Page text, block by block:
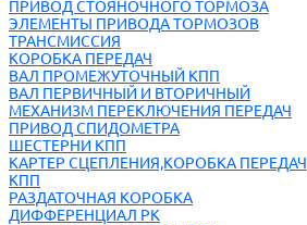
ПРИВОД СТОЯНОЧНОГО ТОРМОЗА
ЭЛЕМЕНТЫ ПРИВОДА ТОРМОЗОВ
ТРАНСМИССИЯ
КОРОБКА ПЕРЕДАЧ
ВАЛ ПРОМЕЖУТОЧНЫЙ КПП
ВАЛ ПЕРВИЧНЫЙ И ВТОРИЧНЫЙ
МЕХАНИЗМ ПЕРЕКЛЮЧЕНИЯ ПЕРЕДАЧ
ПРИВОД СПИДОМЕТРА
ШЕСТЕРНИ КПП
КАРТЕР СЦЕПЛЕНИЯ,КОРОБКА ПЕРЕДАЧ
КПП
РАЗДАТОЧНАЯ КОРОБКА
ДИФФЕРЕНЦИАЛ РК